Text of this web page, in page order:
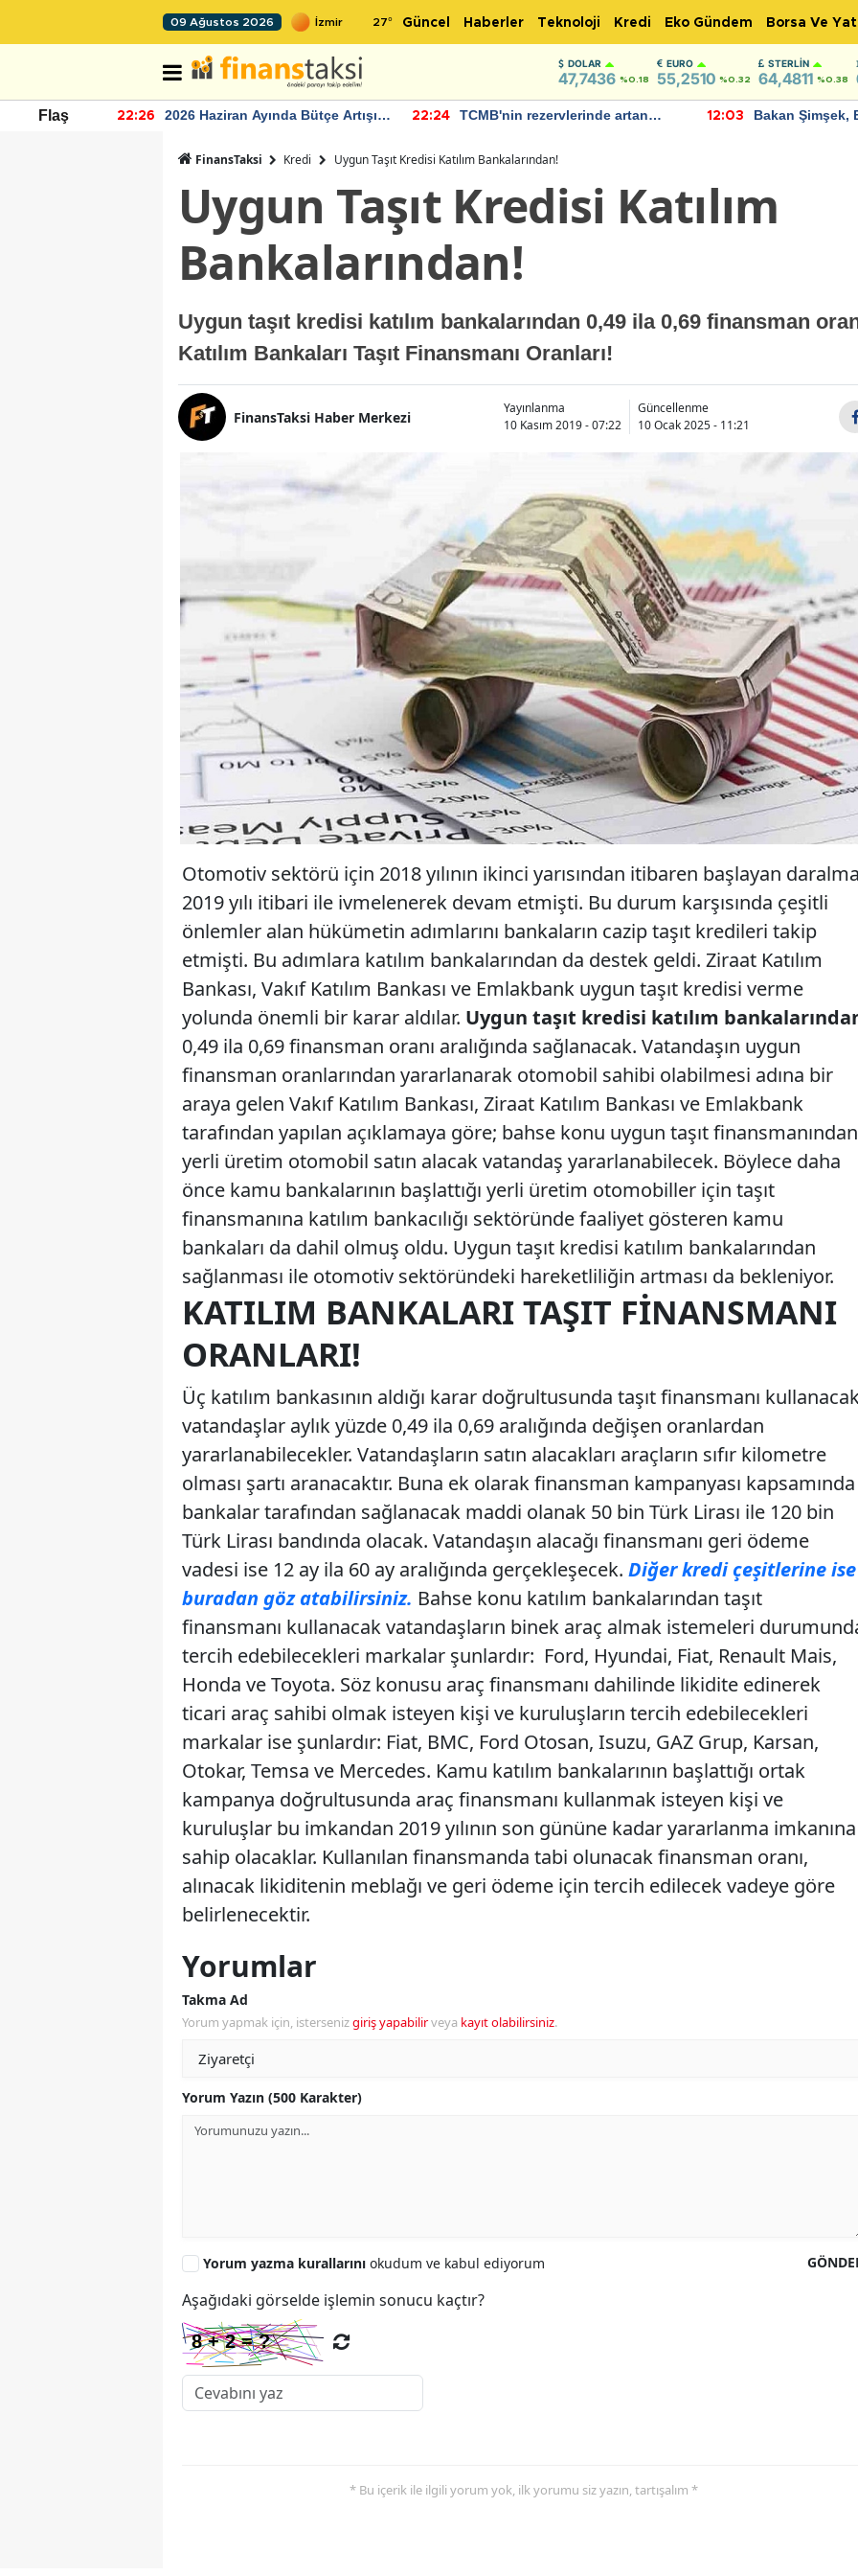
09 Ağustos 2026 27° Güncel Haberler Teknoloji Kredi Eko Gündem Borsa Ve
DOLAR
47,7436 %0.18
EURO
55,2510 %0.32
STERLIN
64,4811 %0.38
Flaş 22:26
2026 Haziran Ayında Bütçe Artışı
22:24
TCMB'nin rezervlerinde artan
12:03
Bakan Şimşek,
FinansTaksi Kredi Uygun Taşıt Kredisi Katılım Bankalarından!
Uygun Taşıt Kredisi Katılım
Bankalarından!
Uygun taşıt kredisi katılım bankalarından 0,49 ila 0,69 finansman
Katılım Bankaları Taşıt Finansmanı Oranları!
FinansTaksi Haber Merkezi
Yayınlanma
10 Kasım 2019 - 07:22
Güncellenme
10 Ocak 2025 - 11:21
Otomotiv sektörü için 2018 yılının ikinci yarısından itibaren başlayan
2019 yılı itibari ile ivmelenerek devam etmişti. Bu durum karşısında çeşitli
önlemler alan hükümetin adımlarını bankaların cazip taşıt kredileri takip
etmişti. Bu adımlara katılım bankalarından da destek geldi. Ziraat Katılım
Bankası, Vakıf Katılım Bankası ve Emlakbank uygun taşıt kredisi verme
yolunda önemli bir karar aldılar. Uygun taşıt kredisi katılım
0,49 ila 0,69 finansman oranı aralığında sağlanacak. Vatandaşın uygun
finansman oranlarından yararlanarak otomobil sahibi olabilmesi adına bir
araya gelen Vakıf Katılım Bankası, Ziraat Katılım Bankası ve Emlakbank
tarafından yapılan açıklamaya göre; bahse konu uygun taşıt finansmanından
yerli üretim otomobil satın alacak vatandaş yararlanabilecek. Böylece daha
önce kamu bankalarının başlattığı yerli üretim otomobiller için taşıt
finansmanına katılım bankacılığı sektöründe faaliyet gösteren kamu
bankaları da dahil olmuş oldu. Uygun taşıt kredisi katılım bankalarından
sağlanması ile otomotiv sektöründeki hareketliliğin artması da bekleniyor.
KATILIM BANKALARI TAŞIT FINANSMANI
ORANLARI!
Üç katılım bankasının aldığı karar doğrultusunda taşıt finansmanı
vatandaşlar aylık yüzde 0,49 ila 0,69 aralığında değişen oranlardan
yararlanabilecekler. Vatandaşların satın alacakları araçların sıfır kilometre
olması şartı aranacaktır. Buna ek olarak finansman kampanyası kapsamında
bankalar tarafından sağlanacak maddi olanak 50 bin Türk Lirası ile 120 bin
Türk Lirası bandında olacak. Vatandaşın alacağı finansmanı geri ödeme
vadesi ise 12 ay ila 60 ay aralığında gerçekleşecek. Diğer kredi çeşitlerine ise
buradan göz atabilirsiniz. Bahse konu katılım bankalarından taşıt
finansmanı kullanacak vatandaşların binek araç almak istemeleri
tercih edebilecekleri markalar şunlardır: Ford, Hyundai, Fiat, Renault Mais,
Honda ve Toyota. Söz konusu araç finansmanı dahilinde likidite edinerek
ticari araç sahibi olmak isteyen kişi ve kuruluşların tercih edebilecekleri
markalar ise şunlardır: Fiat, BMC, Ford Otosan, Isuzu, GAZ Grup, Karsan,
Otokar, Temsa ve Mercedes. Kamu katılım bankalarının başlattığı ortak
kampanya doğrultusunda araç finansmanı kullanmak isteyen kişi ve
kuruluşlar bu imkandan 2019 yılının son gününe kadar yararlanma imkanına
sahip olacaklar. Kullanılan finansmanda tabi olunacak finansman oranı,
alınacak likiditenin meblağı ve geri ödeme için tercih edilecek vadeye göre
belirlenecektir.
Yorumlar
Takma Ad
Yorum yapmak için, istersenizgiriş yapabilirveya kayıt olabilirsiniz.
Yorum Yazın (500 Karakter)
Yorum yazma kurallarını okudum ve kabul ediyorum
Aşağıdaki görselde işlemin sonucu kaçtır?
* Bu içerik ile ilgili yorum yok, ilk yorumu siz yazın, tartışalım *